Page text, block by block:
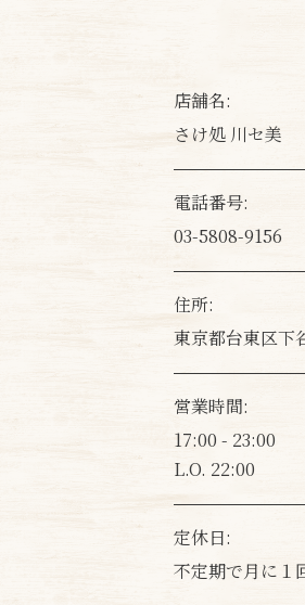
店舗名:
さけ処 川セ美
電話番号:
03-5808-9156
住所:
東京都台東区下
営業時間:
17:00 - 23:00
L.O. 22:00
定休日:
不定期で月に１